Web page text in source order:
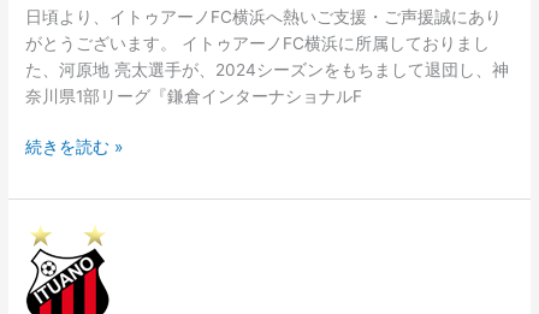
日頃より、イトゥアーノFC横浜へ熱いご支援・ご声援誠にあり
がとうございます。 イトゥアーノFC横浜に所属しておりまし
た、河原地 亮太選手が、2024シーズンをもちまして退団し、神
奈川県1部リーグ『鎌倉インターナショナルF
籍
の
お
知
せ
続きを読む »
熊
川
修